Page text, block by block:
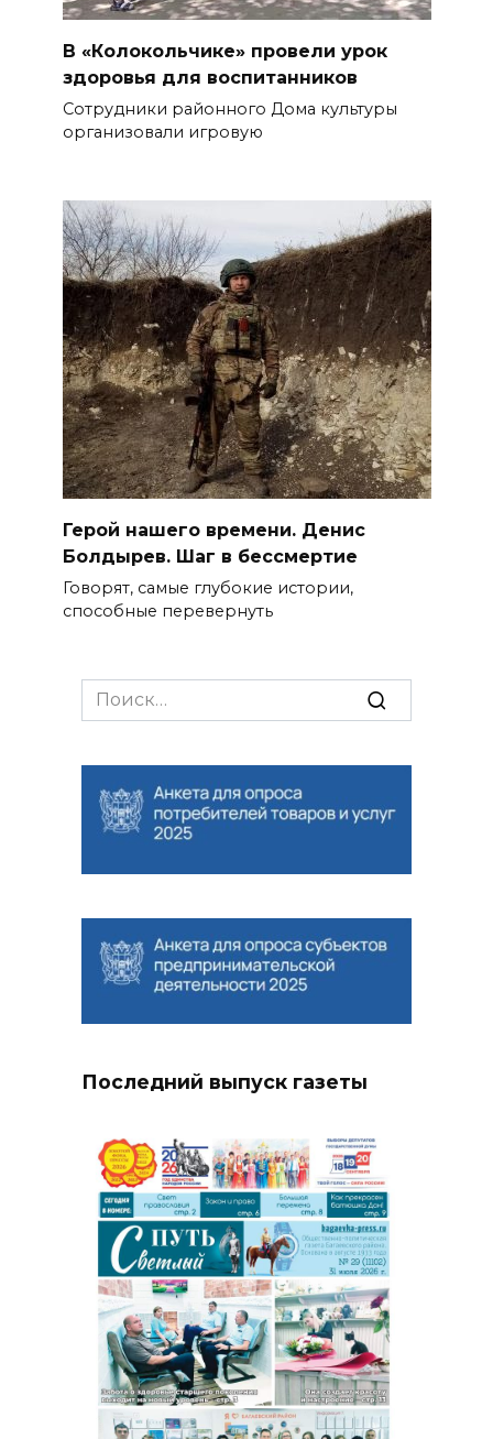
В «Колокольчике» провели урок
здоровья для воспитанников
Сотрудники районного Дома культуры
организовали игровую
Герой нашего времени. Денис
Болдырев. Шаг в бессмертие
Говорят, самые глубокие истории,
способные перевернуть
Search
for:
Последний выпуск газеты